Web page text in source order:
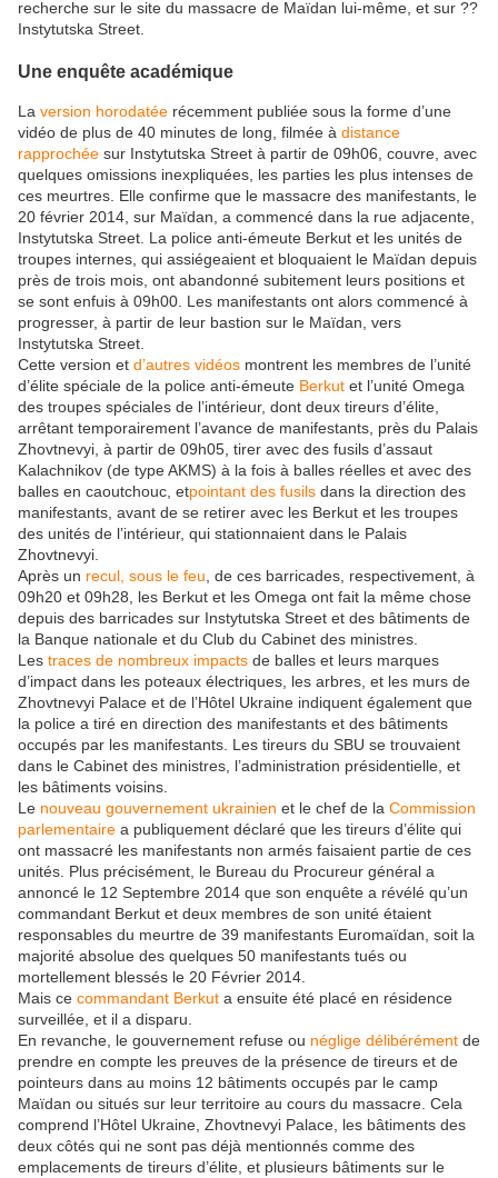
recherche sur le site du massacre de Maïdan lui-même, et sur ??
Instytutska Street.
Une enquête académique
La version horodatée récemment publiée sous la forme d’une
vidéo de plus de 40 minutes de long, filmée à distance
rapprochée sur Instytutska Street à partir de 09h06, couvre, avec
quelques omissions inexpliquées, les parties les plus intenses de
ces meurtres. Elle confirme que le massacre des manifestants, le
20 février 2014, sur Maïdan, a commencé dans la rue adjacente,
Instytutska Street. La police anti-émeute Berkut et les unités de
troupes internes, qui assiégeaient et bloquaient le Maïdan depuis
près de trois mois, ont abandonné subitement leurs positions et
se sont enfuis à 09h00. Les manifestants ont alors commencé à
progresser, à partir de leur bastion sur le Maïdan, vers
Instytutska Street.
Cette version et d’autres vidéos montrent les membres de l’unité
d’élite spéciale de la police anti-émeute Berkut et l’unité Omega
des troupes spéciales de l’intérieur, dont deux tireurs d’élite,
arrêtant temporairement l’avance de manifestants, près du Palais
Zhovtnevyi, à partir de 09h05, tirer avec des fusils d’assaut
Kalachnikov (de type AKMS) à la fois à balles réelles et avec des
balles en caoutchouc, etpointant des fusils dans la direction des
manifestants, avant de se retirer avec les Berkut et les troupes
des unités de l’intérieur, qui stationnaient dans le Palais
Zhovtnevyi.
Après un recul, sous le feu, de ces barricades, respectivement, à
09h20 et 09h28, les Berkut et les Omega ont fait la même chose
depuis des barricades sur Instytutska Street et des bâtiments de
la Banque nationale et du Club du Cabinet des ministres.
Les traces de nombreux impacts de balles et leurs marques
d’impact dans les poteaux électriques, les arbres, et les murs de
Zhovtnevyi Palace et de l’Hôtel Ukraine indiquent également que
la police a tiré en direction des manifestants et des bâtiments
occupés par les manifestants. Les tireurs du SBU se trouvaient
dans le Cabinet des ministres, l’administration présidentielle, et
les bâtiments voisins.
Le nouveau gouvernement ukrainien et le chef de la Commission
parlementaire a publiquement déclaré que les tireurs d’élite qui
ont massacré les manifestants non armés faisaient partie de ces
unités. Plus précisément, le Bureau du Procureur général a
annoncé le 12 Septembre 2014 que son enquête a révélé qu’un
commandant Berkut et deux membres de son unité étaient
responsables du meurtre de 39 manifestants Euromaïdan, soit la
majorité absolue des quelques 50 manifestants tués ou
mortellement blessés le 20 Février 2014.
Mais ce commandant Berkut a ensuite été placé en résidence
surveillée, et il a disparu.
En revanche, le gouvernement refuse ou néglige délibérément de
prendre en compte les preuves de la présence de tireurs et de
pointeurs dans au moins 12 bâtiments occupés par le camp
Maïdan ou situés sur leur territoire au cours du massacre. Cela
comprend l’Hôtel Ukraine, Zhovtnevyi Palace, les bâtiments des
deux côtés qui ne sont pas déjà mentionnés comme des
emplacements de tireurs d’élite, et plusieurs bâtiments sur le